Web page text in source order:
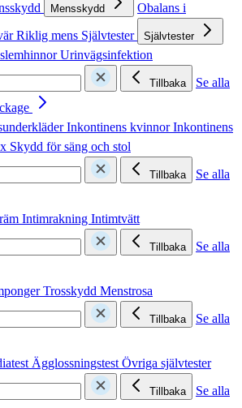
Mensskydd
Obalans i
Riklig mens Självtester Självtester
Urinvägsinfektion
Tillbaka
Se alla
Inkontinens kvinnorInkontinens
Skydd för säng och stol
Tillbaka
Se alla
Intimrakning Intimtvätt
Tillbaka
Se alla
Trosskydd Menstrosa
Tillbaka
Se alla
ÄgglossningstestÖvriga självtester
Tillbaka
Se alla